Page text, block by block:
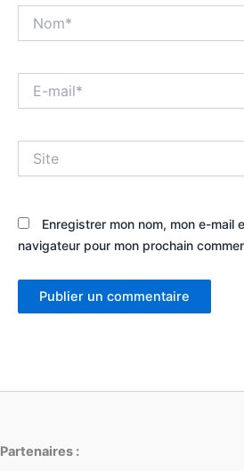
mail*
Enregistrer mon nom, mon e-mail
navigateur pour mon prochain
Partenaires :